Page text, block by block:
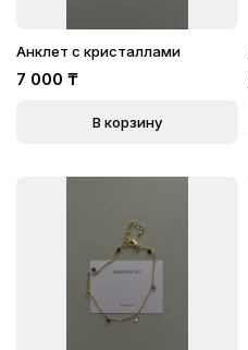
Анклет с кристаллами
7 000 ₸
В корзину